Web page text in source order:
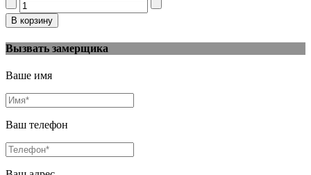
Вызвать замерщика
Ваше имя
Ваш телефон